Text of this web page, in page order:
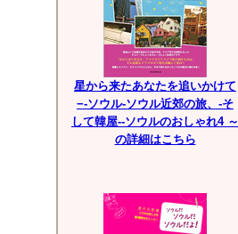
星から来たあなたを追いかけて
−-ソウル-ソウル近郊の旅、-そ
して韓屋--ソウルのおしゃれ4 ～
の詳細はこちら